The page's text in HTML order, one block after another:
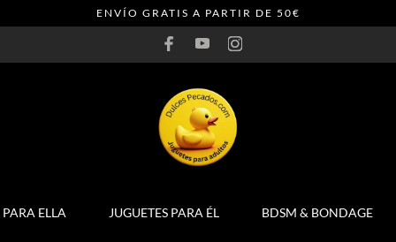
ENVÍO GRATIS A PARTIR DE 50€
PARA ELLA JUGUETES PARA ÉL BDSM & BONDAGE